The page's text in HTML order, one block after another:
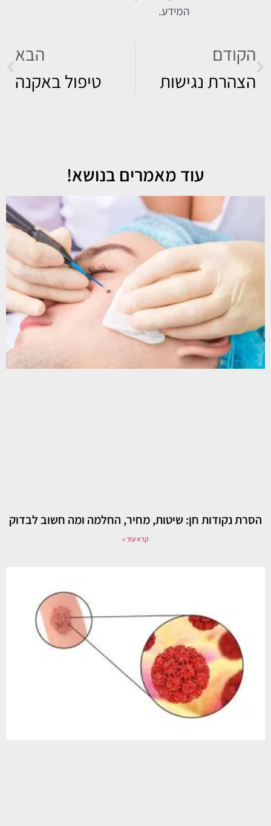
המידע.
הקודם
הצהרת נגישות
הבא
טיפול באקנה
עוד מאמרים בנושא!
הסרת נקודות חן: שיטות, מחיר, החלמה ומה חשוב לבדוק
קרא עוד »